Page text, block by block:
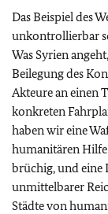
Das Beispiel des
unkontrollierbar
Was Syrien
Beilegung des
Akteure an einen
konkreten
haben wir eine
humanitären Hilfe
brüchig, und eine
unmittelbarer
Städte von